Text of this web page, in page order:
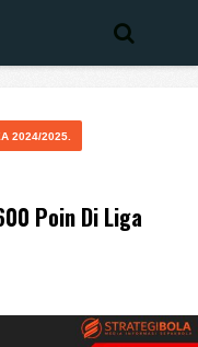
2024/2025.
Poin Di Liga